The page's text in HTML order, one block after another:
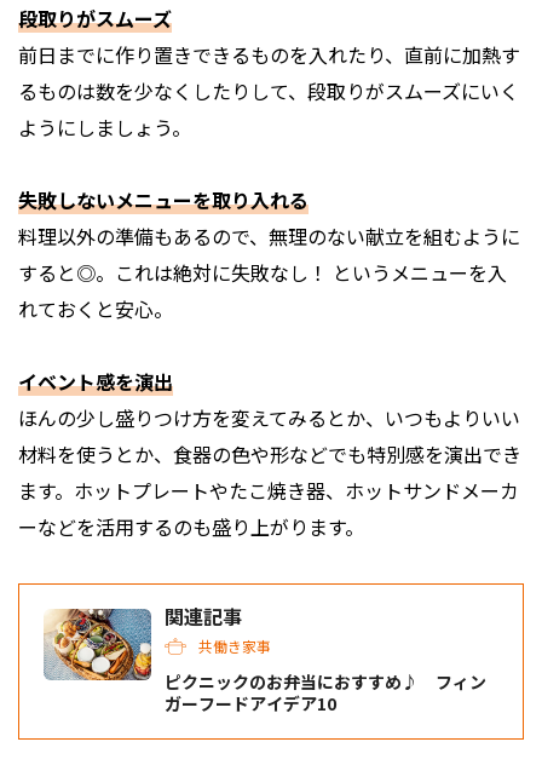
段取りがスムーズ
前日までに作り置きできるものを入れたり、直前に加熱す
るものは数を少なくしたりして、段取りがスムーズにいく
ようにしましょう。
失敗しないメニューを取り入れる
料理以外の準備もあるので、無理のない献立を組むように
すると◎。これは絶対に失敗なし！ というメニューを入
れておくと安心。
イベント感を演出
ほんの少し盛りつけ方を変えてみるとか、いつもよりいい
材料を使うとか、食器の色や形などでも特別感を演出でき
ます。ホットプレートやたこ焼き器、ホットサンドメーカ
ーなどを活用するのも盛り上がります。
関連記事
共働き家事
ピクニックのお弁当におすすめ♪ フィン
ガーフードアイデア10